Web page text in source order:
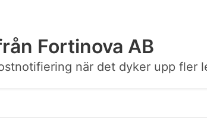
Fortinova AB
när det dyker upp fler